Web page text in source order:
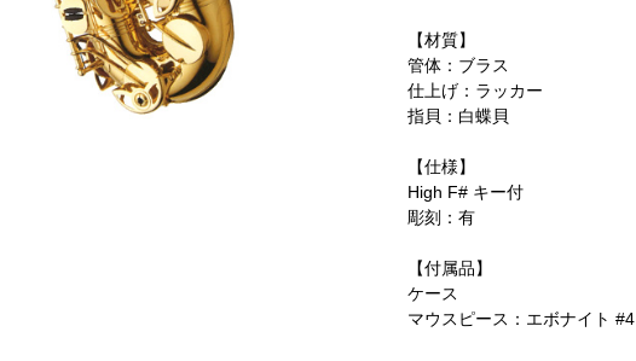
【材質】
管体：ブラス
仕上げ：ラッカー
指貝：白蝶貝
【仕様】
High F# キー付
彫刻：有
【付属品】
ケース
マウスピース：エボナイト #4